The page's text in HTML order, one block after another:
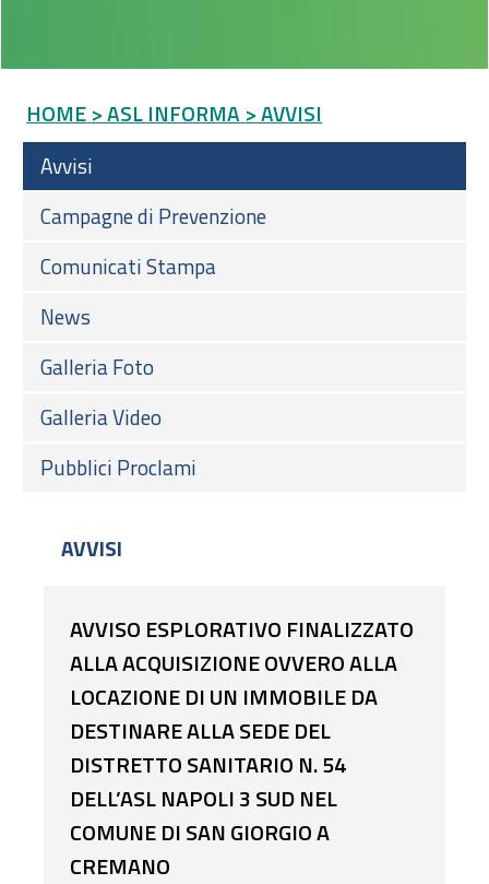
HOME > ASL INFORMA > AVVISI
Avvisi
Campagne di Prevenzione
Comunicati Stampa
News
Galleria Foto
Galleria Video
Pubblici Proclami
AVVISI
AVVISO ESPLORATIVO FINALIZZATO
ALLA ACQUISIZIONE OVVERO ALLA
LOCAZIONE DI UN IMMOBILE DA
DESTINARE ALLA SEDE DEL
DISTRETTO SANITARIO N. 54
DELL’ASL NAPOLI 3 SUD NEL
COMUNE DI SAN GIORGIO A
CREMANO